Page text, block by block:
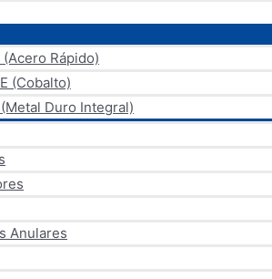
(Acero Rápido)
(Cobalto)
Duro Integral)
Anulares